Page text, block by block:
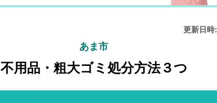
更新日時:
あま市
不用品・粗大ゴミ処分方法３つ